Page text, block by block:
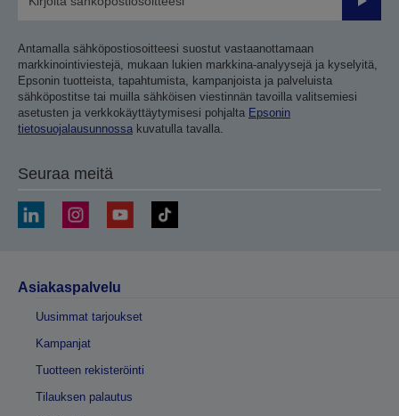
Lähetä
Antamalla sähköpostiosoitteesi suostut vastaanottamaan
markkinointiviestejä, mukaan lukien markkina-analyysejä ja kyselyitä,
Epsonin tuotteista, tapahtumista, kampanjoista ja palveluista
sähköpostitse tai muilla sähköisen viestinnän tavoilla valitsemiesi
asetusten ja verkkokäyttäytymisesi pohjalta Epsonin
tietosuojalausunnossa kuvatulla tavalla.
Seuraa meitä
Asiakaspalvelu
Uusimmat tarjoukset
Kampanjat
Tuotteen rekisteröinti
Tilauksen palautus